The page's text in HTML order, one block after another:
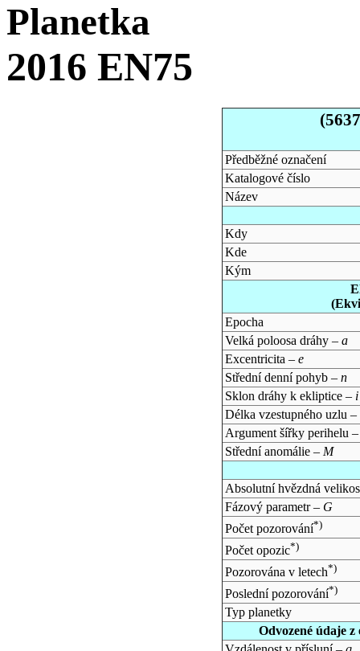
Planetka
2016 EN75
Předběžné označení
Katalogové číslo
Název
Kdy
Kde
Kým
Epocha
Velká poloosa dráhy – a
Excentricita – e
Střední denní pohyb – n
Sklon dráhy k ekliptice – i
Délka vzestupného uzlu –
Argument šířky perihelu
Střední anomálie – M
Absolutní hvězdná
Fázový parametr – G
Počet pozorování*)
Počet opozic*)
Pozorována v letech*)
Poslední pozorování*)
Typ planetky
Odvozené údaje